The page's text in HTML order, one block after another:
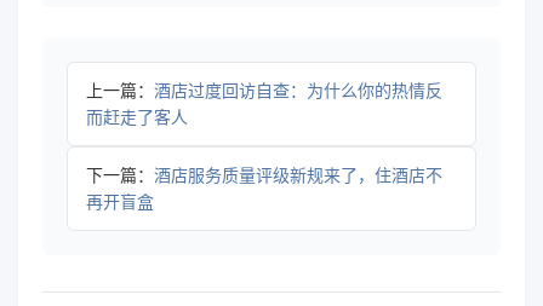
上一篇： 酒店过度回访自查：为什么你的热情反
而赶走了客人
下一篇： 酒店服务质量评级新规来了，住酒店不
再开盲盒